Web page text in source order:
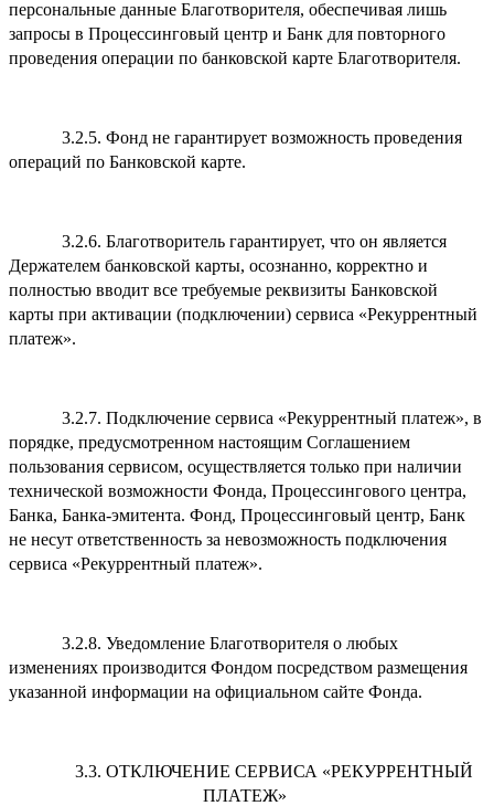
персональные данные Благотворителя, обеспечивая лишь
запросы в Процессинговый центр и Банк для повторного
проведения операции по банковской карте Благотворителя.
3.2.5. Фонд не гарантирует возможность проведения
операций по Банковской карте.
3.2.6. Благотворитель гарантирует, что он является
Держателем банковской карты, осознанно, корректно и
полностью вводит все требуемые реквизиты Банковской
карты при активации (подключении) сервиса «Рекуррентный
платеж».
3.2.7. Подключение сервиса «Рекуррентный платеж», в
порядке, предусмотренном настоящим Соглашением
пользования сервисом, осуществляется только при наличии
технической возможности Фонда, Процессингового центра,
Банка, Банка-эмитента. Фонд, Процессинговый центр, Банк
не несут ответственность за невозможность подключения
сервиса «Рекуррентный платеж».
3.2.8. Уведомление Благотворителя о любых
изменениях производится Фондом посредством размещения
указанной информации на официальном сайте Фонда.
3.3. ОТКЛЮЧЕНИЕ СЕРВИСА «РЕКУРРЕНТНЫЙ
ПЛАТЕЖ»